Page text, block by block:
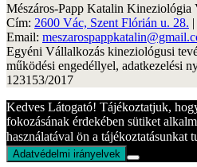
Mészáros-Papp Katalin Kineziológia
Cím: 2600 Vác, Szent Flórián u. 28.
Email:
Egyéni Vállalkozás kineziológusi
működési engedéllyel, adatkezelési
123153/2017
Kedves Látogató! Tájékoztatjuk,
fokozásának érdekében sütiket
használatával ön a tájékoztatásunkat
Adatvédelmi irányelvek